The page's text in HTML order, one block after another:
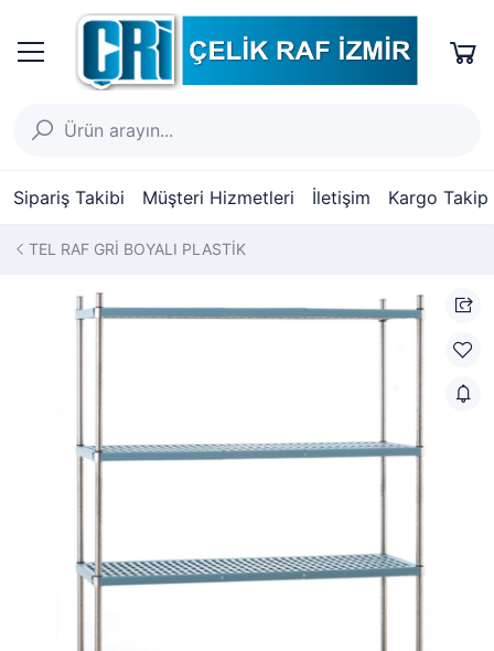
Sipariş Takibi Müşteri Hizmetleri İletişim Kargo Takip
TEL RAF GRİ BOYALI PLASTİK